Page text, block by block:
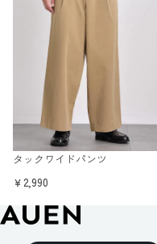
タックワイドパンツ
￥2,990